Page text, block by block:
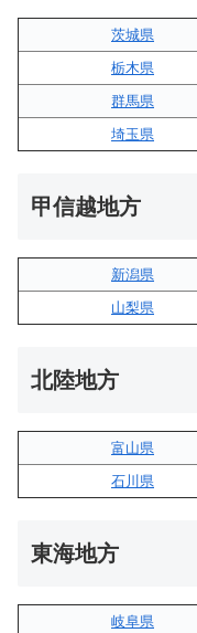
茨城県
栃木県
群馬県
埼玉県
甲信越地方
新潟県
山梨県
北陸地方
富山県
石川県
東海地方
岐阜県